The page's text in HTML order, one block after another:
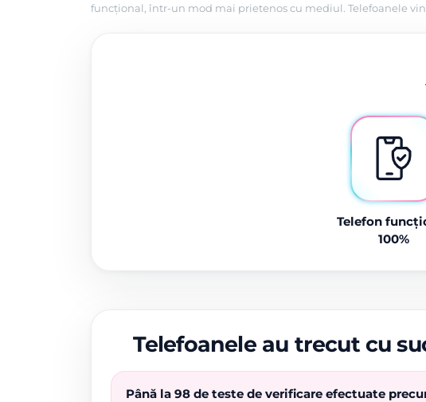
funcțional, într-un mod mai prietenos cu mediul. Telefoanele
Telefon
100%
Telefoanele au trecut cu
Până la 98 de teste de verificare efectuate